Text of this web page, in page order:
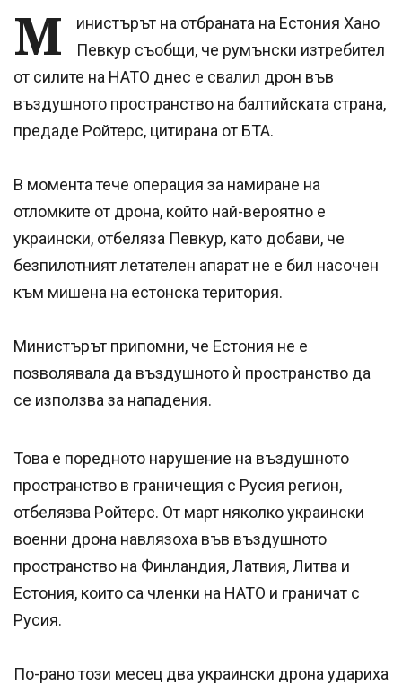
М
инистърът на отбраната на Естония Хано
Певкур съобщи, че румънски изтребител
от силите на НАТО днес е свалил дрон във
въздушното пространство на балтийската страна,
предаде Ройтерс, цитирана от БТА.
В момента тече операция за намиране на
отломките от дрона, който най-вероятно е
украински, отбеляза Певкур, като добави, че
безпилотният летателен апарат не е бил насочен
към мишена на естонска територия.
Министърът припомни, че Естония не е
позволявала да въздушното ѝ пространство да
се използва за нападения.
Това е поредното нарушение на въздушното
пространство в граничещия с Русия регион,
отбелязва Ройтерс. От март няколко украински
военни дрона навлязоха във въздушното
пространство на Финландия, Латвия, Литва и
Естония, които са членки на НАТО и граничат с
Русия.
По-рано този месец два украински дрона удариха